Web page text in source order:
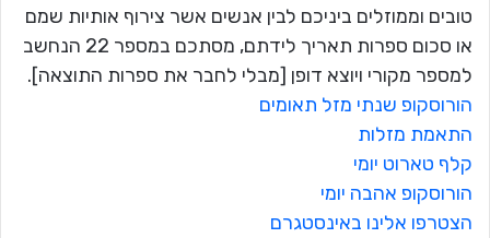
טובים וממוזלים ביניכם לבין אנשים אשר צירוף אותיות שמם
או סכום ספרות תאריך לידתם, מסתכם במספר 22 הנחשב
למספר מקורי ויוצא דופן [מבלי לחבר את ספרות התוצאה].
הורוסקופ שנתי מזל תאומים
התאמת מזלות
קלף טארוט יומי
הורוסקופ אהבה יומי
הצטרפו אלינו באינסטגרם